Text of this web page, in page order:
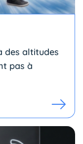
des altitudes
pas à